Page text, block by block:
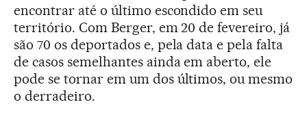
encontrar até o último escondido em seu
território. Com Berger, em 20 de fevereiro, já
são 70 os deportados e, pela data e pela falta
de casos semelhantes ainda em aberto, ele
pode se tornar em um dos últimos, ou mesmo
o derradeiro.